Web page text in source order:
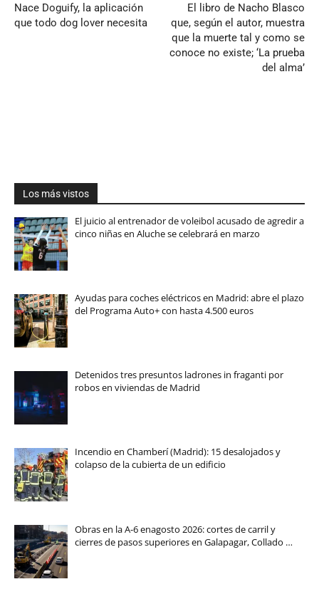
Nace Doguify, la aplicación
que todo dog lover necesita
El libro de Nacho Blasco
que, según el autor, muestra
que la muerte tal y como se
conoce no existe; ‘La prueba
del alma’
Los más vistos
El juicio al entrenador de voleibol acusado de agredir a
cinco niñas en Aluche se celebrará en marzo
Ayudas para coches eléctricos en Madrid: abre el plazo
del Programa Auto+ con hasta 4.500 euros
Detenidos tres presuntos ladrones in fraganti por
robos en viviendas de Madrid
Incendio en Chamberí (Madrid): 15 desalojados y
colapso de la cubierta de un edificio
Obras en la A-6 enagosto 2026: cortes de carril y
cierres de pasos superiores en Galapagar, Collado …